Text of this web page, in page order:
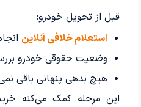
قبل از تحویل خودرو:
استعلام خلافی آنلاین
وضعیت حقوقی خودرو
هیچ بدهی پنهانی باقی
این مرحله کمک می‌کنه